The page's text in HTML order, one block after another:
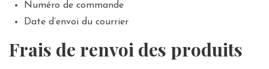
Numéro de commande
Date d’envoi du courrier
Frais de renvoi des produits